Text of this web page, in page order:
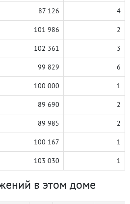
87 126 4
101 986 2
102 361 3
99 829 6
100 000 1
89 690 2
89 985 2
100 167 1
103 030 1
в этом доме